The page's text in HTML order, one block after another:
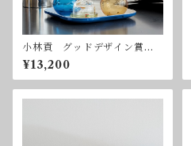
小林貢 グッドデザイン賞
Noritake ノリタケ クラフ
トコレクション ヴィンテー
ジ 昭和レトロ
¥13,200